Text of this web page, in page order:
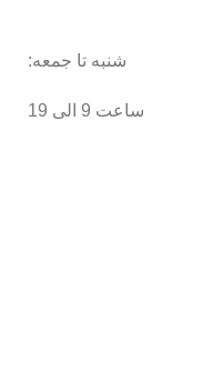
شنبه تا جمعه:
ساعت 9 الی 19